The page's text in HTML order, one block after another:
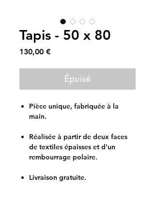
Tapis - 50 x 80
130,00 €Prix
Épuisé
Pièce unique, fabriquée à la
main.
Réalisée à partir de deux faces
de textiles épaisses et d'un
rembourrage polaire.
Livraison gratuite.